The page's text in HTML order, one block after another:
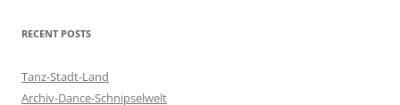
r
h
f
RECENT POSTS
Tanz-Stadt-Land
Archiv-Dance-Schnipselwelt